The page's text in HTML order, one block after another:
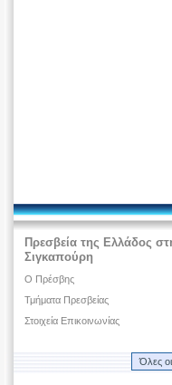
Πρεσβεία της Ελλάδος
Σιγκαπούρη
O Πρέσβης
Τμήματα Πρεσβείας
Στοιχεία Επικοινωνίας
Όλες